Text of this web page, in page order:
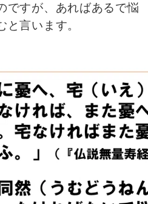
ですが、あればあるで悩
言います。